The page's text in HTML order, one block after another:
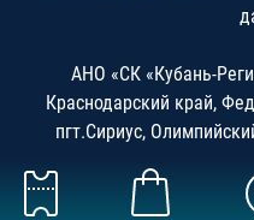
АНО «СК «Кубань-
Краснодарский край,
пгт.Сириус,